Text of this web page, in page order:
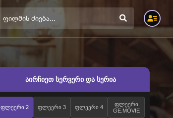
აირჩიეთ სერვერი და სერია
ფლეერი 2 ფლეერი 3 ფლეერი 4
ფლეერი
GE.MOVIE